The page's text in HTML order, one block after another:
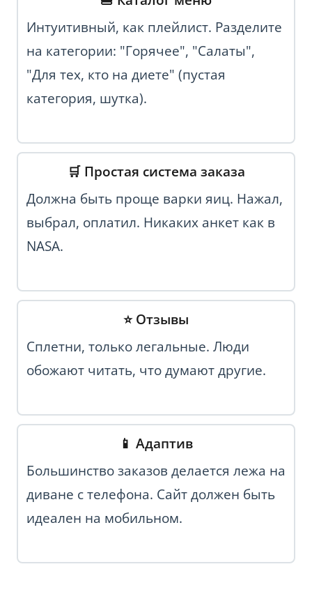
Интуитивный, как плейлист. Разделите
на категории: "Горячее", "Салаты",
"Для тех, кто на диете" (пустая
категория, шутка).
🛒 Простая система заказа
Должна быть проще варки яиц. Нажал,
выбрал, оплатил. Никаких анкет как в
NASA.
⭐ Отзывы
Сплетни, только легальные. Люди
обожают читать, что думают другие.
📱 Адаптив
Большинство заказов делается лежа на
диване с телефона. Сайт должен быть
идеален на мобильном.